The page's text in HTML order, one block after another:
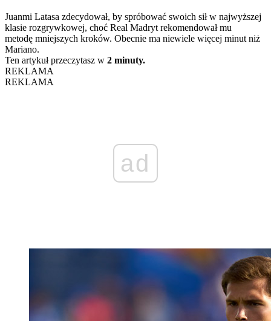
Juanmi Latasa zdecydował, by spróbować swoich sił w najwyższej
klasie rozgrywkowej, choć Real Madryt rekomendował mu
metodę mniejszych kroków. Obecnie ma niewiele więcej minut niż
Mariano.
Ten artykuł przeczytasz w 2 minuty.
REKLAMA
REKLAMA
ad